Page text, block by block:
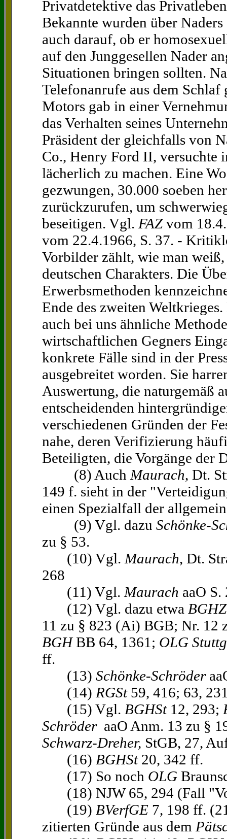
Privatdetektive das
Bekannte wurden über
auch darauf, ob er
auf den Junggesellen Nader
Situationen bringen sollten.
Telefonanrufe aus dem
Motors gab in einer
das Verhalten seines
Präsident der gleichfalls von
Co., Henry Ford II, versuchte
lächerlich zu machen. Eine
gezwungen, 30.000 soeben
zurückzurufen, um
beseitigen. Vgl. FAZvom
vom 22.4.1966, S. 37. -
Vorbilder zählt, wie man
deutschen Charakters. Die
Erwerbsmethoden
Ende des zweiten
auch bei uns ähnliche
wirtschaftlichen Gegners
konkrete Fälle sind in der
ausgebreitet worden. Sie
Auswertung, die naturgemäß
entscheidenden
verschiedenen Gründen der
nahe, deren Verifizierung
Beteiligten, die Vorgänge der
(8) Auch Maurach, Dt.
149 f. sieht in der
einen Spezialfall der
(9) Vgl. dazu Schönke-
zu § 53.
(10) Vgl. Maurach, Dt.
268
(11) Vgl. Maurach aaO S.
(12) Vgl. dazu etwa BGHZ
11 zu § 823 (Ai) BGB; Nr. 12
BGHBB 64, 1361; OLG
ff.
(13) Schönke-Schröder
(14) RGSt59, 416; 63,
(15) Vgl. BGHSt12, 293;
Schröder aaO Anm. 13 zu §
Schwarz-Dreher, StGB, 27,
(16) BGHSt20, 342 ff.
(17) So noch OLG
(18) NJW 65, 294 (Fall
(19) BVerfGE 7, 198 ff.
zitierten Gründe aus dem